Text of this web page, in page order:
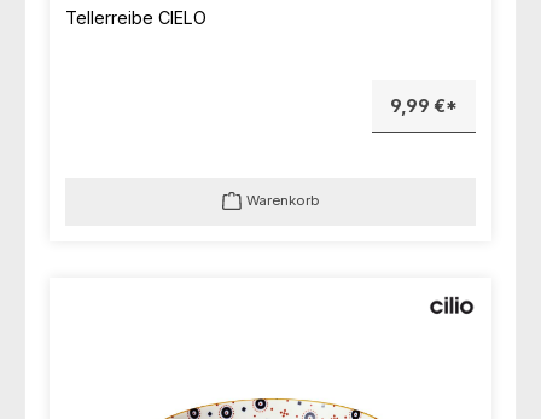
Tellerreibe CIELO
9,99 €*
Warenkorb